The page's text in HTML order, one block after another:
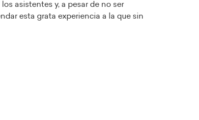
asistentes y, a pesar de no ser
esta grata experiencia a la que sin